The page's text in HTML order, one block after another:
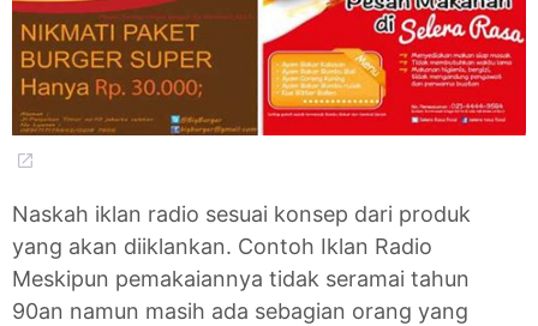
Naskah iklan radio sesuai konsep dari produk
yang akan diiklankan. Contoh Iklan Radio
Meskipun pemakaiannya tidak seramai tahun
90an namun masih ada sebagian orang yang